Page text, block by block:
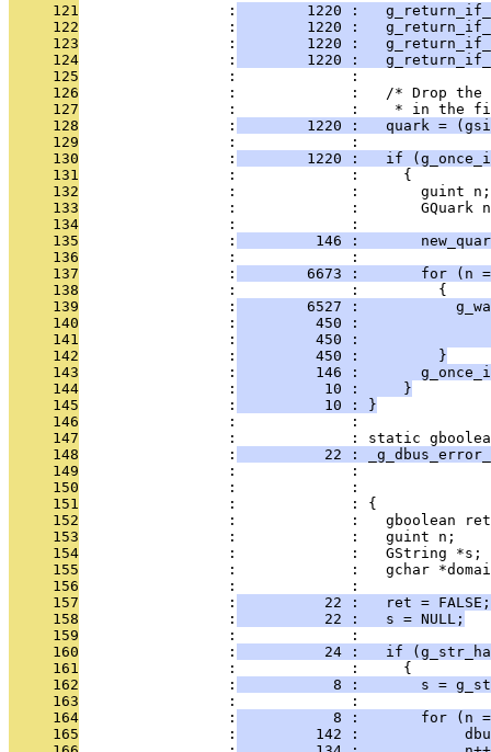
     121
                 :
1220 :
     122
                 :
1220 :
     123
                 :
1220 :
     124
                 :
1220 :
     125
                 :             :
     126
:             :   /* Drop
     127
:             :    * in the
     128
                 :
1220 :   quark =
     129
                 :             :
     130
                 :
1220 :   if
     131
                 :             :     {
     132
                 :             :       guint n;
     133
:             :       GQuark
     134
                 :             :
     135
                 :
146 :
     136
                 :             :
     137
                 :
6673 :       for (n
     138
                 :             :         {
     139
                 :
6527 :
     140
                 :
450 :
     141
                 :
450 :
     142
                 :
         450 :         }
     143
                 :
146 :
     144
                 :
          10 :     }
     145
                 :
          10 : }
     146
                 :             :
     147
:             : static
     148
                 :
22 :
     149
:             :
     150
:             :
     151
                 :             : {
     152
:             :   gboolean
     153
                 :             :   guint n;
     154
                 :             :   GString *s;
     155
:             :   gchar
     156
                 :             :
     157
                 :
          22 :   ret = FALSE;
     158
                 :
          22 :   s = NULL;
     159
                 :             :
     160
                 :
24 :   if
     161
                 :             :     {
     162
                 :
8 :       s =
     163
                 :             :
     164
                 :
8 :       for (n
     165
                 :
142 :